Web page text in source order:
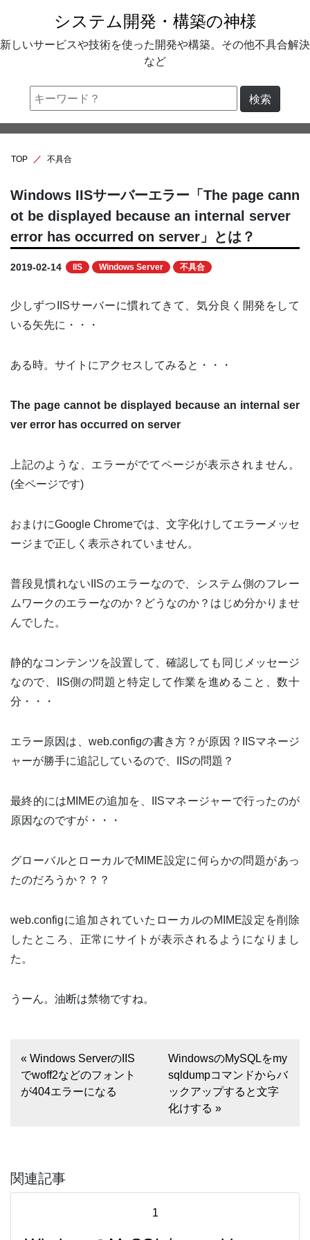
システム開発・構築の神様
新しいサービスや技術を使った開発や構築。その他不具合解決
など
検索
TOP 不具合
Windows IISサーバーエラー「The page cann
ot be displayed because an internal server
error has occurred on server」とは？
2019-02-14 IIS Windows Server 不具合
少しずつIISサーバーに慣れてきて、気分良く開発をして
いる矢先に・・・
ある時。サイトにアクセスしてみると・・・
The page cannot be displayed because an internal ser
ver error has occurred on server
上記のような、エラーがでてページが表示されません。
(全ページです)
おまけにGoogle Chromeでは、文字化けしてエラーメッセ
ージまで正しく表示されていません。
普段見慣れないIISのエラーなので、システム側のフレー
ムワークのエラーなのか？どうなのか？はじめ分かりませ
んでした。
静的なコンテンツを設置して、確認しても同じメッセージ
なので、IIS側の問題と特定して作業を進めること、数十
分・・・
エラー原因は、web.configの書き方？が原因？IISマネージ
ャーが勝手に追記しているので、IISの問題？
最終的にはMIMEの追加を、IISマネージャーで行ったのが
原因なのですが・・・
グローバルとローカルでMIME設定に何らかの問題があっ
たのだろうか？？？
web.configに追加されていたローカルのMIME設定を削除
したところ、正常にサイトが表示されるようになりまし
た。
うーん。油断は禁物ですね。
« Windows ServerのIIS
でwoff2などのフォント
が404エラーになる
WindowsのMySQLをmy
sqldumpコマンドからバ
ックアップすると文字
化けする »
関連記事
1